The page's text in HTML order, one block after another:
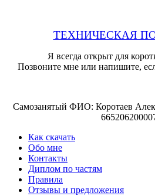
ТЕХНИЧЕСКАЯ
Я всегда открыт для
Позвоните мне или напишите,
Самозанятый ФИО: Коротаев
Как скачать
Обо мне
Контакты
Диплом по частям
Правила
Отзывы и предложения